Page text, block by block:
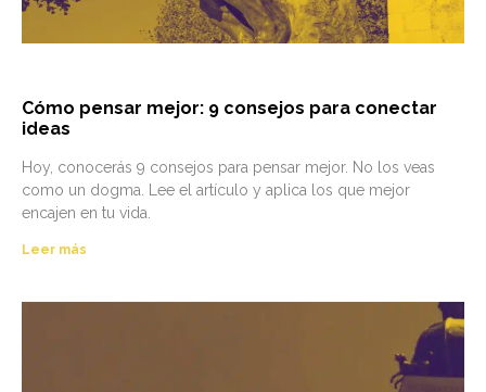
Cómo pensar mejor: 9 consejos para conectar
ideas
Hoy, conocerás 9 consejos para pensar mejor. No los veas
como un dogma. Lee el artículo y aplica los que mejor
encajen en tu vida.
Leer más